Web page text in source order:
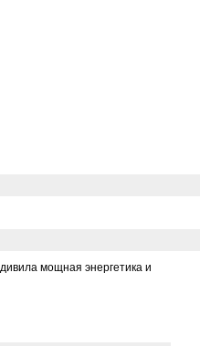
мощная энергетика и